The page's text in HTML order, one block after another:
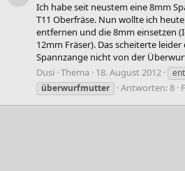
Ich habe seit neustem eine 8mm
T11 Oberfräse. Nun wollte ich
entfernen und die 8mm einsetzen
12mm Fräser). Das scheiterte
Spannzange nicht von der
Dusi Thema 18. August 2012
überwurfmutter
Antworten: 8